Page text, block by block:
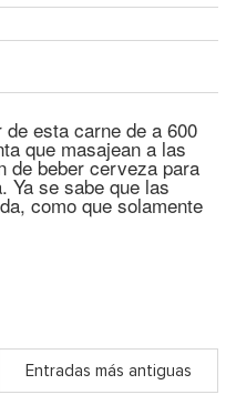
esta carne de a 600
que masajean a las
de beber cerveza para
Ya se sabe que las
como que solamente
Entradas más antiguas